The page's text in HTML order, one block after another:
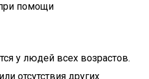
помощи
у людей всех возрастов.
отсутствия других